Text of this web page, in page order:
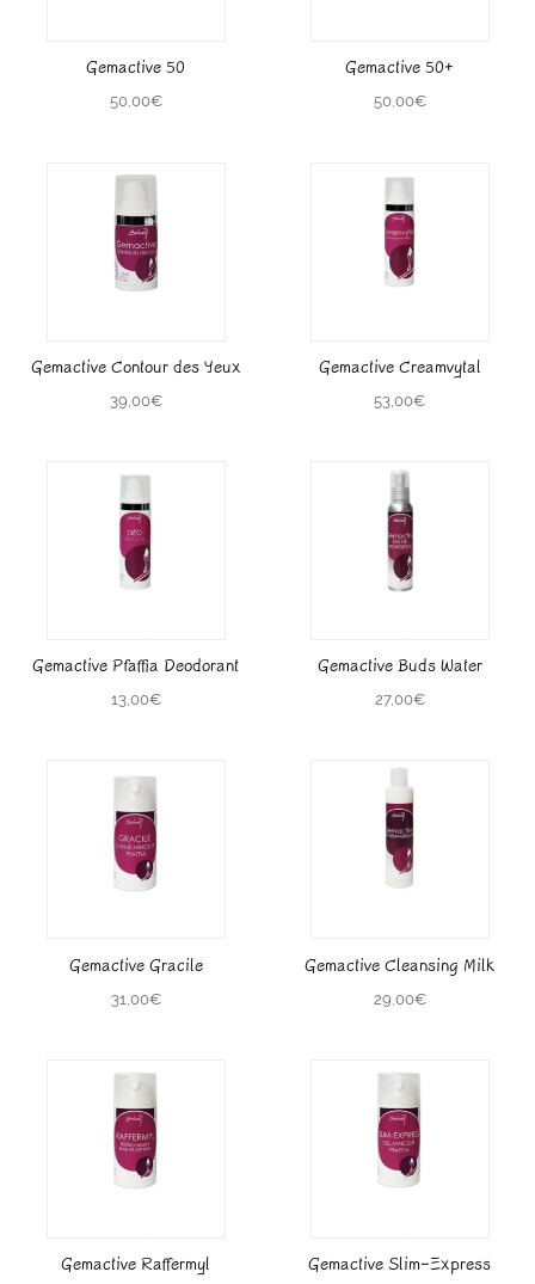
Gemactive 50
50,00€
Gemactive 50+
50,00€
Gemactive Contour des Yeux
39,00€
Gemactive Creamvytal
53,00€
Gemactive Pfaffia Deodorant
13,00€
Gemactive Buds Water
27,00€
Gemactive Gracile
31,00€
Gemactive Cleansing Milk
29,00€
Gemactive Raffermyl Gemactive Slim-Express